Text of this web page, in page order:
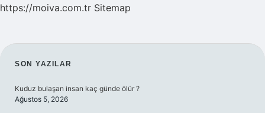
https://moiva.com.tr Sitemap
SIDEBAR
SON YAZILAR
Kuduz bulaşan insan kaç günde ölür ?
Ağustos 5, 2026